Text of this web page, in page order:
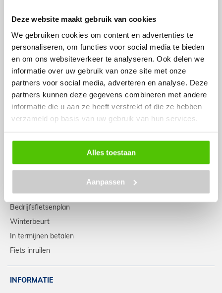
Deze website maakt gebruik van cookies
We gebruiken cookies om content en advertenties te
personaliseren, om functies voor social media te bieden
en om ons websiteverkeer te analyseren. Ook delen we
informatie over uw gebruik van onze site met onze
partners voor social media, adverteren en analyse. Deze
partners kunnen deze gegevens combineren met andere
informatie die u aan ze heeft verstrekt of die ze hebben
verzameld op basis van uw gebruik van hun services.
Alles toestaan
Aanpassen
Stadsfiets
Retrofietsen
Aangepaste fietsen
Tweedehands fietsen
Fietsendragers
SERVICE CENTRE
Zadelmeting
Fietssleutel bestelservice
Fietsverzekering
Bedrijfsfietsenplan
Winterbeurt
In termijnen betalen
Fiets inruilen
INFORMATIE